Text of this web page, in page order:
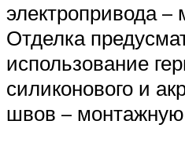
электропривода –
Отделка
использование
силиконового и
швов –